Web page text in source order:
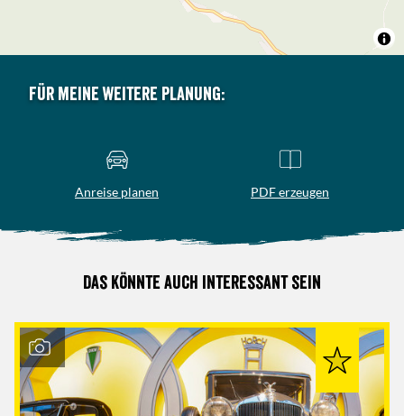
Für meine weitere Planung:
Anreise planen PDF erzeugen
Das könnte auch interessant sein